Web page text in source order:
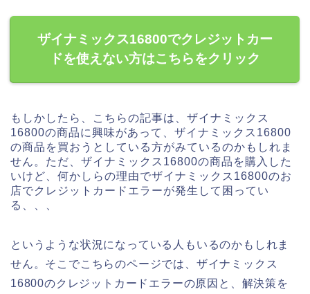
ザイナミックス16800でクレジットカー
ドを使えない方はこちらをクリック
もしかしたら、こちらの記事は、ザイナミックス
16800の商品に興味があって、ザイナミックス16800
の商品を買おうとしている方がみているのかもしれま
せん。ただ、ザイナミックス16800の商品を購入した
いけど、何かしらの理由でザイナミックス16800のお
店でクレジットカードエラーが発生して困ってい
る、、、
というような状況になっている人もいるのかもしれま
せん。そこでこちらのページでは、ザイナミックス
16800のクレジットカードエラーの原因と、解決策を